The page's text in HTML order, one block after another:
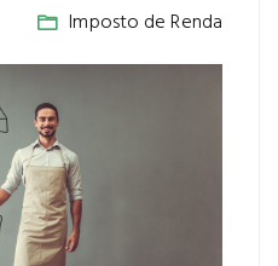
Imposto de Renda